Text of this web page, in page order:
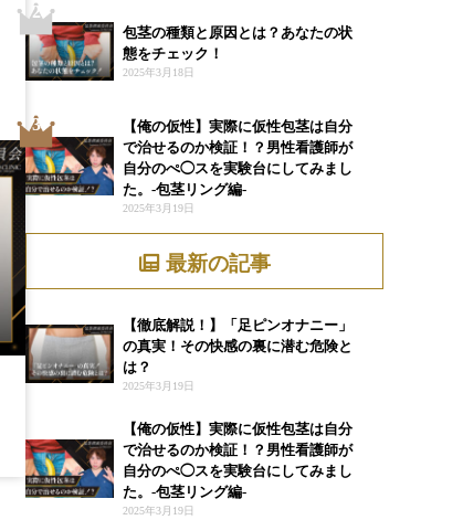
2
包茎の種類と原因とは？あなたの状
態をチェック！
2025年3月18日
3
【俺の仮性】実際に仮性包茎は自分
で治せるのか検証！？男性看護師が
自分のぺ◯スを実験台にしてみまし
た。-包茎リング編-
2025年3月19日
最新の記事
【徹底解説！】「足ピンオナニー」
の真実！その快感の裏に潜む危険と
は？
2025年3月19日
【俺の仮性】実際に仮性包茎は自分
で治せるのか検証！？男性看護師が
自分のぺ◯スを実験台にしてみまし
た。-包茎リング編-
2025年3月19日